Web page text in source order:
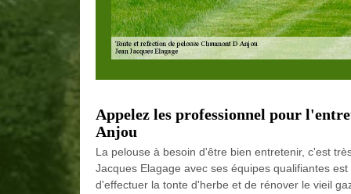
Appelez les professionnel pour
Anjou
La pelouse à besoin d'être bien entretenir, c'est
Jacques Elagage avec ses équipes qualifiantes
d'effectuer la tonte d'herbe et de rénover le vieil